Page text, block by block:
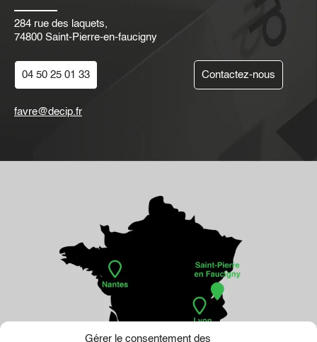
Gérer le consentement des
284 rue des laquets,
74800 Saint-Pierre-en-faucigny
04 50 25 01 33 Contactez-nous
favre@decip.fr